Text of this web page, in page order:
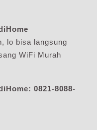
lo bisa langsung
WiFi Murah
0821-8088-